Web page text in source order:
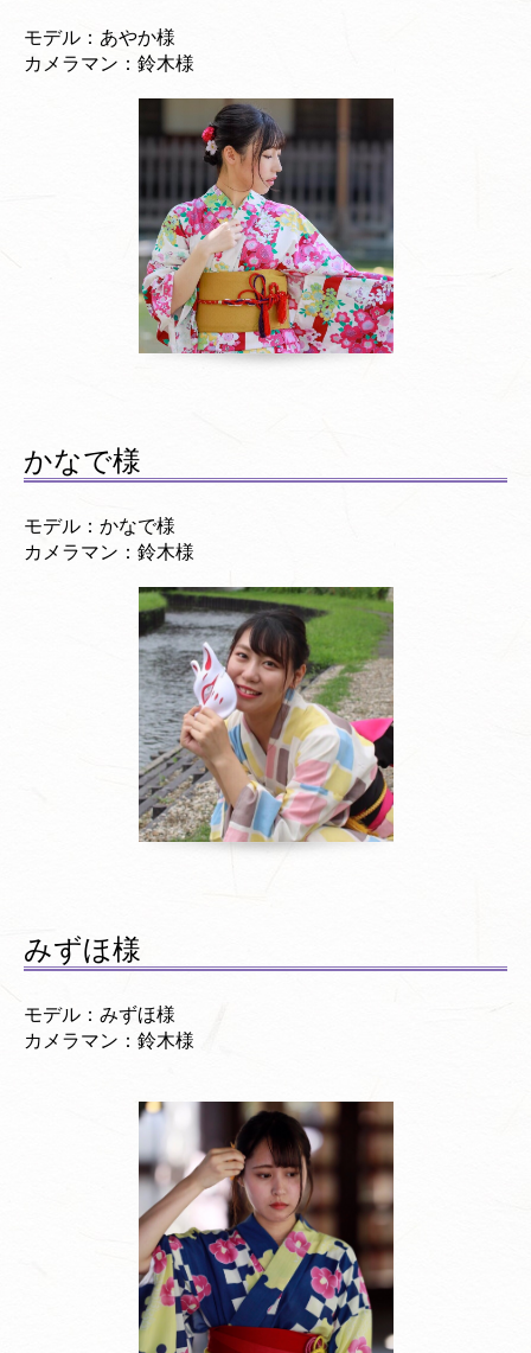
モデル：あやか様
カメラマン：鈴木様
かなで様
モデル：かなで様
カメラマン：鈴木様
みずほ様
モデル：みずほ様
カメラマン：鈴木様